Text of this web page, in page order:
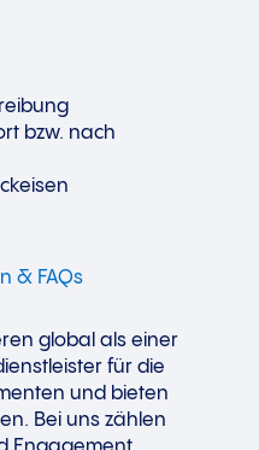
bzw. nach
& FAQs
global als einer
für die
und bieten
Bei uns zählen